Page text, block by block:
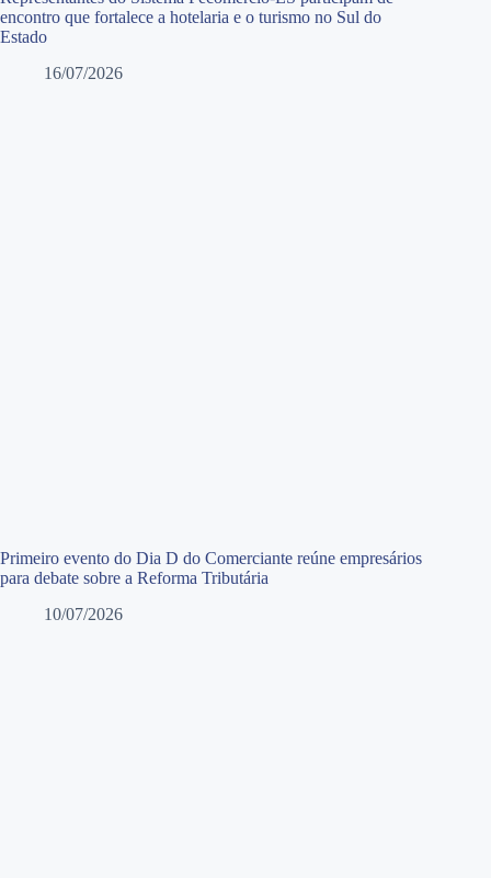
encontro que fortalece a hotelaria e o turismo no Sul do
Estado
16/07/2026
Primeiro evento do Dia D do Comerciante reúne empresários
para debate sobre a Reforma Tributária
10/07/2026